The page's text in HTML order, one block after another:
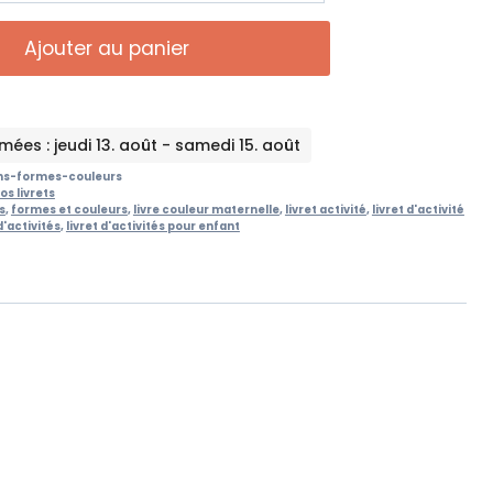
€
Ajouter au panier
: jeudi 13. août - samedi 15. août
formes-couleurs
livrets
, formes et couleurs, livre couleur maternelle, livret activité, livret d'activité
, livret d'activités pour enfant